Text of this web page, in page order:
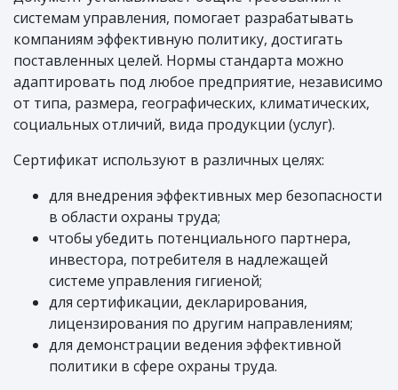
системам управления, помогает разрабатывать
компаниям эффективную политику, достигать
поставленных целей. Нормы стандарта можно
адаптировать под любое предприятие, независимо
от типа, размера, географических, климатических,
социальных отличий, вида продукции (услуг).
Сертификат используют в различных целях:
для внедрения эффективных мер безопасности
в области охраны труда;
чтобы убедить потенциального партнера,
инвестора, потребителя в надлежащей
системе управления гигиеной;
для сертификации, декларирования,
лицензирования по другим направлениям;
для демонстрации ведения эффективной
политики в сфере охраны труда.